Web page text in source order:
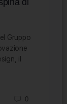
Gruppo
il
0